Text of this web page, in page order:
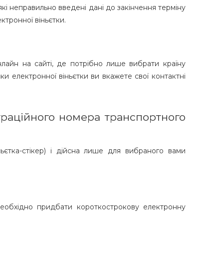
неправильно введені дані до закінчення терміну
віньєтки.
на сайті, де потрібно лише вибрати країну
віньєтки ви вкажете свої контактні
номера транспортного
стікер) і дійсна лише для вибраного вами
придбати короткострокову електронну